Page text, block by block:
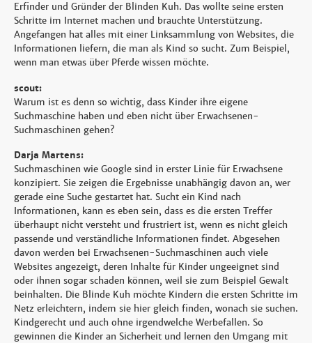
Erfinder und Gründer der Blinden Kuh. Das wollte seine ersten
Schritte im Internet machen und brauchte Unterstützung.
Angefangen hat alles mit einer Linksammlung von Websites, die
Informationen liefern, die man als Kind so sucht. Zum Beispiel,
wenn man etwas über Pferde wissen möchte.
scout:
Warum ist es denn so wichtig, dass Kinder ihre eigene
Suchmaschine haben und eben nicht über Erwachsenen-
Suchmaschinen gehen?
Darja Martens:
Suchmaschinen wie Google sind in erster Linie für Erwachsene
konzipiert. Sie zeigen die Ergebnisse unabhängig davon an, wer
gerade eine Suche gestartet hat. Sucht ein Kind nach
Informationen, kann es eben sein, dass es die ersten Treffer
überhaupt nicht versteht und frustriert ist, wenn es nicht gleich
passende und verständliche Informationen findet. Abgesehen
davon werden bei Erwachsenen-Suchmaschinen auch viele
Websites angezeigt, deren Inhalte für Kinder ungeeignet sind
oder ihnen sogar schaden können, weil sie zum Beispiel Gewalt
beinhalten. Die Blinde Kuh möchte Kindern die ersten Schritte im
Netz erleichtern, indem sie hier gleich finden, wonach sie suchen.
Kindgerecht und auch ohne irgendwelche Werbefallen. So
gewinnen die Kinder an Sicherheit und lernen den Umgang mit